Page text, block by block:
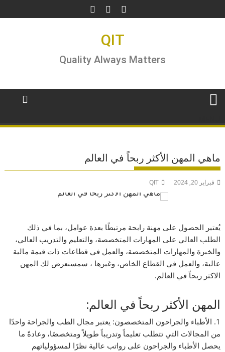
to
QIT
Quality Always Matters
ماهي المهن الأكثر ربحاً في العالم
فبراير 20, 2024 QIT
يُعتبر الحصول على مهنة رابحة مرتبطًا بعدة عوامل، بما في ذلك
الطلب العالي على المهارات المتخصصة، والتعليم والتدريب العالي،
والخبرة والمهارات المتخصصة، والعمل في قطاعات ذات قيمة مالية
عالية، والعمل في القطاع الخاص، وغيرها ، سمسنعرض لك المهن
الاكثر ربحاً في العالم.
المهن الأكثر ربحاً في العالم:
1. الأطباء والجراحون المتخصصون: يعتبر مجال الطب والجراحة واحدًا
من المجالات التي تتطلب تعليماً وتدريباً طويلاً ومتخصصًا، وعادةً ما
يحصل الأطباء والجراحون على رواتب عالية نظرًا لمسؤولياتهم